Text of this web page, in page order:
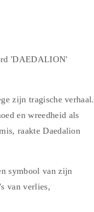
'DAEDALION'
zijn tragische verhaal.
en wreedheid als
raakte Daedalion
symbool van zijn
van verlies,